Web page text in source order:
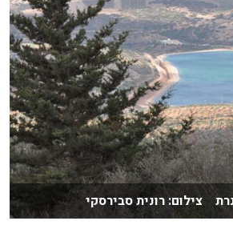
צילום: רונית סבירסקי